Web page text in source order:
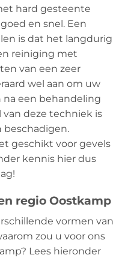
hard gesteente
en snel. Een
is dat het langdurig
reiniging met
van een zeer
wel aan om uw
een behandeling
deze techniek is
beschadigen.
geschikt voor gevels
kennis hier dus
regio Oostkamp
vormen van
zou u voor ons
Lees hieronder